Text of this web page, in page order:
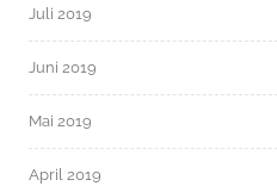
Juli 2019
Juni 2019
Mai 2019
April 2019